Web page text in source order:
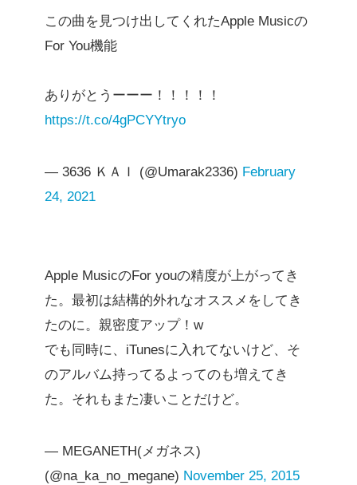
この曲を見つけ出してくれたApple Musicの
For You機能
ありがとうーーー！！！！！
https://t.co/4gPCYYtryo
— 3636 ＫＡＩ (@Umarak2336) February
24, 2021
Apple MusicのFor youの精度が上がってき
た。最初は結構的外れなオススメをしてき
たのに。親密度アップ！w
でも同時に、iTunesに入れてないけど、そ
のアルバム持ってるよってのも増えてき
た。それもまた凄いことだけど。
— MEGANETH(メガネス)
(@na_ka_no_megane) November 25, 2015